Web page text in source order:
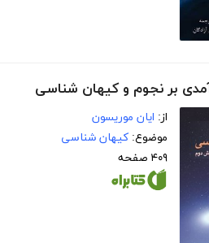
بر نجوم و کیهان شناسی
از: ایان موریسون
موضوع: کیهان شناسی
۴۰۹ صفحه